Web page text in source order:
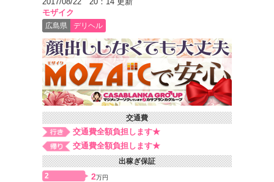
モザイク
広島県 デリヘル
交通費
交通費全額負担します★
交通費全額負担します★
出稼ぎ保証
2
2万円